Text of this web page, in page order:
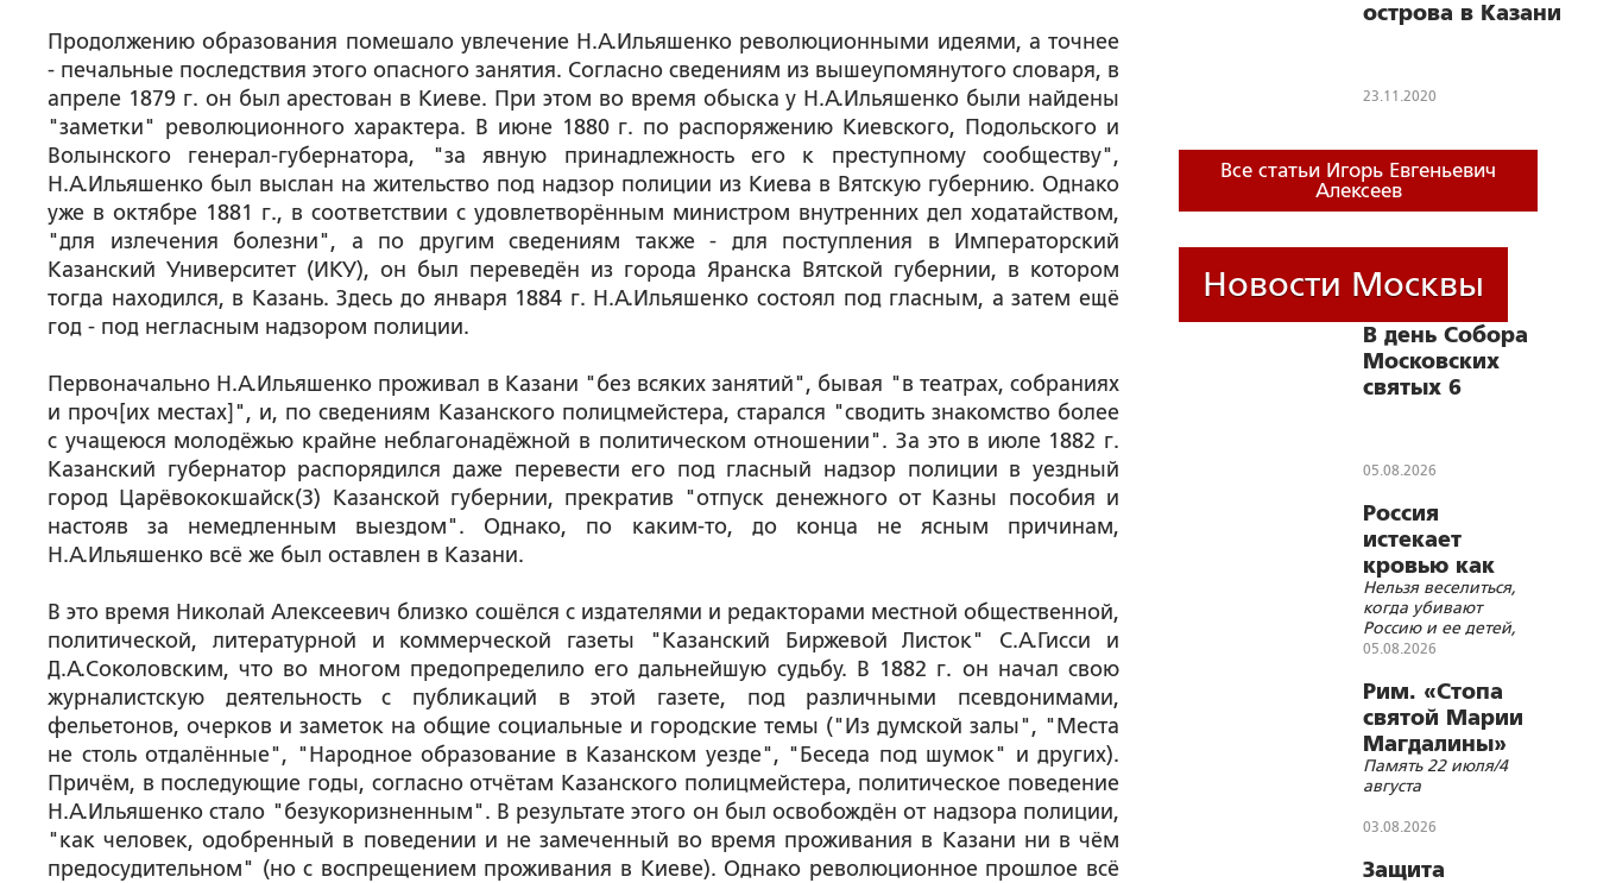
Продолжению образования помешало увлечение Н.А.Ильяшенко революционными идеями, а точнее
- печальные последствия этого опасного занятия. Согласно сведениям из вышеупомянутого словаря, в
апреле 1879 г. он был арестован в Киеве. При этом во время обыска у Н.А.Ильяшенко были найдены
"заметки" революционного характера. В июне 1880 г. по распоряжению Киевского, Подольского и
Волынского генерал-губернатора, "за явную принадлежность его к преступному сообществу",
Н.А.Ильяшенко был выслан на жительство под надзор полиции из Киева в Вятскую губернию. Однако
уже в октябре 1881 г., в соответствии с удовлетворённым министром внутренних дел ходатайством,
"для излечения болезни", а по другим сведениям также - для поступления в Императорский
Казанский Университет (ИКУ), он был переведён из города Яранска Вятской губернии, в котором
тогда находился, в Казань. Здесь до января 1884 г. Н.А.Ильяшенко состоял под гласным, а затем ещё
год - под негласным надзором полиции.
Первоначально Н.А.Ильяшенко проживал в Казани "без всяких занятий", бывая "в театрах, собраниях
и проч[их местах]", и, по сведениям Казанского полицмейстера, старался "сводить знакомство более
с учащеюся молодёжью крайне неблагонадёжной в политическом отношении". За это в июле 1882 г.
Казанский губернатор распорядился даже перевести его под гласный надзор полиции в уездный
город Царёвококшайск(3) Казанской губернии, прекратив "отпуск денежного от Казны пособия и
настояв за немедленным выездом". Однако, по каким-то, до конца не ясным причинам,
Н.А.Ильяшенко всё же был оставлен в Казани.
В это время Николай Алексеевич близко сошёлся с издателями и редакторами местной общественной,
политической, литературной и коммерческой газеты "Казанский Биржевой Листок" С.А.Гисси и
Д.А.Соколовским, что во многом предопределило его дальнейшую судьбу. В 1882 г. он начал свою
журналистскую деятельность с публикаций в этой газете, под различными псевдонимами,
фельетонов, очерков и заметок на общие социальные и городские темы ("Из думской залы", "Места
не столь отдалённые", "Народное образование в Казанском уезде", "Беседа под шумок" и других).
Причём, в последующие годы, согласно отчётам Казанского полицмейстера, политическое поведение
Н.А.Ильяшенко стало "безукоризненным". В результате этого он был освобождён от надзора полиции,
"как человек, одобренный в поведении и не замеченный во время проживания в Казани ни в чём
предосудительном" (но с воспрещением проживания в Киеве). Однако революционное прошлое всё
острова в Казани
23.11.2020
Все статьи Игорь Евгеньевич
Алексеев
Новости Москвы
В день Собора
Московских
святых 6
Общемосковский
05.08.2026
Россия
истекает
кровью как
жертвенное
животное?
Нельзя веселиться,
когда убивают
Россию и ее детей,
нельзя хохотать,
Христа
05.08.2026
Рим. «Стопа
святой Марии
Магдалины»
Память 22 июля/4
августа
03.08.2026
Защита